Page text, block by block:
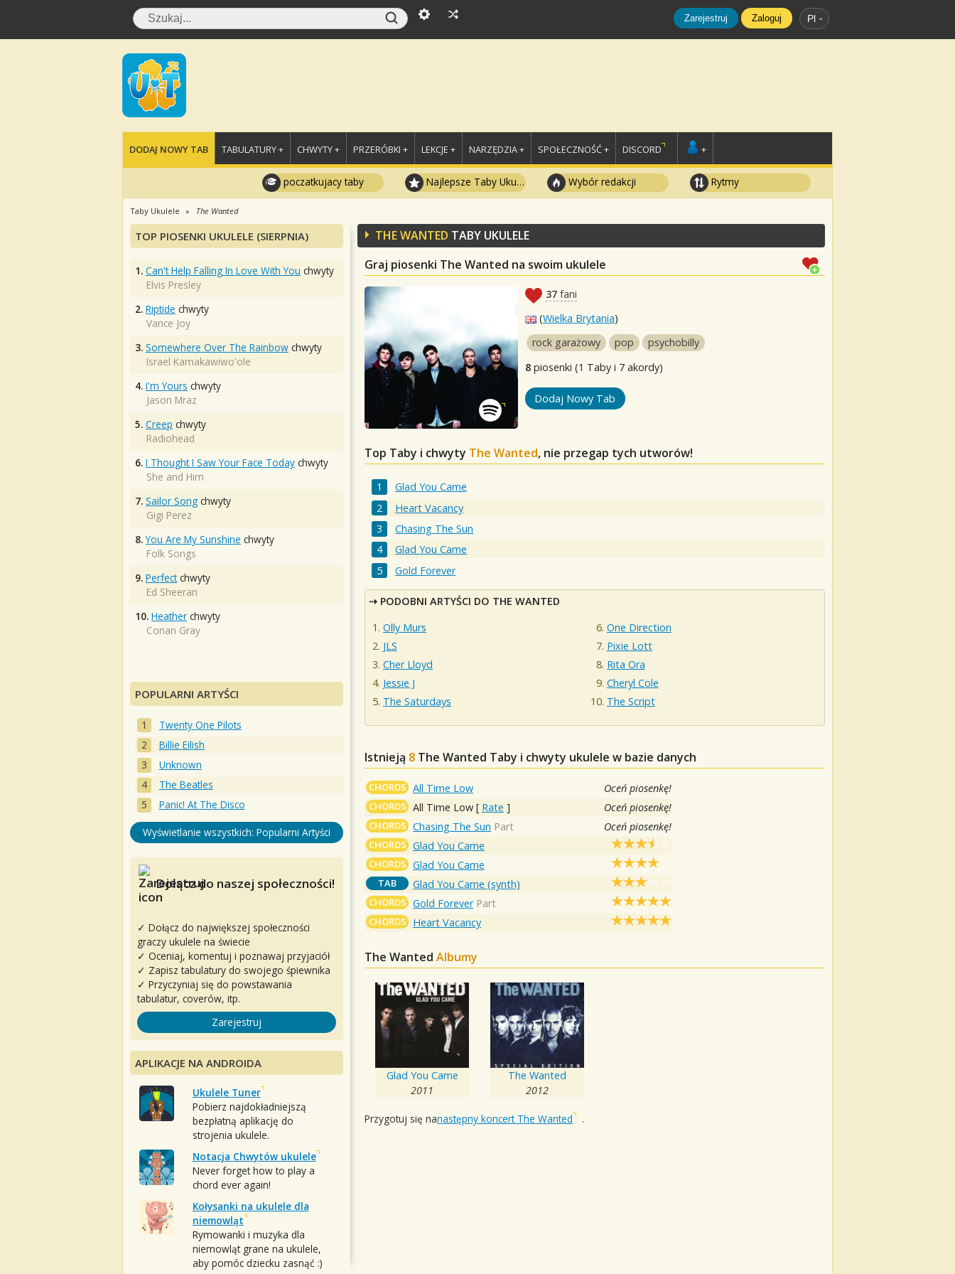
Zarejestruj Zaloguj Pl
DODAJ NOWY TAB TABULATURY + CHWYTY + PRZERÓBKI + LEKCJE + NARZĘDZIA + SPOŁECZNOŚĆ + DISCORD +
poczatkujacy taby Najlepsze Taby Ukulele Wybór redakcji Rytmy
Taby Ukulele The Wanted
THE WANTED TABY UKULELE
Graj piosenki The Wanted na swoim ukulele
37 fani
(Wielka Brytania)
rock garażowy
pop
psychobilly
8 piosenki (1 Taby i 7 akordy)
Dodaj Nowy Tab
Top Taby i chwyty The Wanted, nie przegap tych utworów!
Glad You Came
Heart Vacancy
Chasing The Sun
Glad You Came
Gold Forever
PODOBNI ARTYŚCI DO THE WANTED
Olly Murs
JLS
Cher Lloyd
Jessie J
The Saturdays
One Direction
Pixie Lott
Rita Ora
Cheryl Cole
The Script
Istnieją 8 The Wanted Taby i chwyty ukulele w bazie danych
CHORDS All Time Low Oceń piosenkę!
CHORDS All Time Low [ Rate ] Oceń piosenkę!
CHORDS Chasing The Sun Part Oceń piosenkę!
CHORDS Glad You Came
CHORDS Glad You Came
TAB Glad You Came (synth)
CHORDS Gold Forever Part
CHORDS Heart Vacancy
The Wanted Albumy
Glad You Came
2011
The Wanted
2012
Przygotuj się nanastępny koncert The Wanted .
TOP PIOSENKI UKULELE (SIERPNIA)
1. Can't Help Falling In Love With You chwyty
Elvis Presley
2. Riptide chwyty
Vance Joy
3. Somewhere Over The Rainbow chwyty
Israel Kamakawiwo'ole
4. I'm Yours chwyty
Jason Mraz
5. Creep chwyty
Radiohead
6. I Thought I Saw Your Face Today chwyty
She and Him
7. Sailor Song chwyty
Gigi Perez
8. You Are My Sunshine chwyty
Folk Songs
9. Perfectchwyty
Ed Sheeran
10. Heather chwyty
Conan Gray
POPULARNI ARTYŚCI
Twenty One Pilots
Billie Eilish
Unknown
The Beatles
Panic! At The Disco
Wyświetlanie wszystkich: Popularni Artyści
Dołącz do naszej społeczności!
✓ Dołącz do największej społeczności
graczy ukulele na świecie
✓ Oceniaj, komentuj i poznawaj przyjaciół
✓ Zapisz tabulatury do swojego śpiewnika
✓ Przyczyniaj się do powstawania
tabulatur, coverów, itp.
Zarejestruj
APLIKACJE NA ANDROIDA
Ukulele Tuner
Pobierz najdokładniejszą
bezpłatną aplikację do
strojenia ukulele.
Notacja Chwytów ukulele
Never forget how to play a
chord ever again!
Kołysanki na ukulele dla
niemowląt
Rymowanki i muzyka dla
niemowląt grane na ukulele,
aby pomóc dziecku zasnąć :)